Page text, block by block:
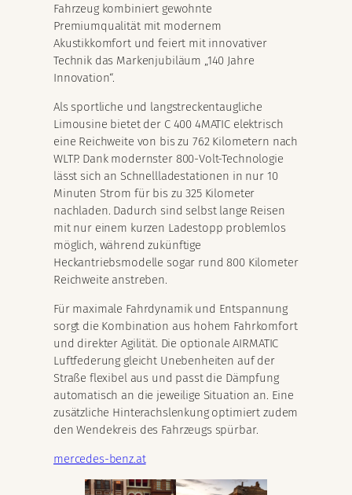
Fahrzeug kombiniert gewohnte
Premiumqualität mit modernem
Akustikkomfort und feiert mit innovativer
Technik das Markenjubiläum „140 Jahre
Innovation“.
Als sportliche und langstreckentaugliche
Limousine bietet der C 400 4MATIC elektrisch
eine Reichweite von bis zu 762 Kilometern nach
WLTP. Dank modernster 800-Volt-Technologie
lässt sich an Schnellladestationen in nur 10
Minuten Strom für bis zu 325 Kilometer
nachladen. Dadurch sind selbst lange Reisen
mit nur einem kurzen Ladestopp problemlos
möglich, während zukünftige
Heckantriebsmodelle sogar rund 800 Kilometer
Reichweite anstreben.
Für maximale Fahrdynamik und Entspannung
sorgt die Kombination aus hohem Fahrkomfort
und direkter Agilität. Die optionale AIRMATIC
Luftfederung gleicht Unebenheiten auf der
Straße flexibel aus und passt die Dämpfung
automatisch an die jeweilige Situation an. Eine
zusätzliche Hinterachslenkung optimiert zudem
den Wendekreis des Fahrzeugs spürbar.
mercedes-benz.at